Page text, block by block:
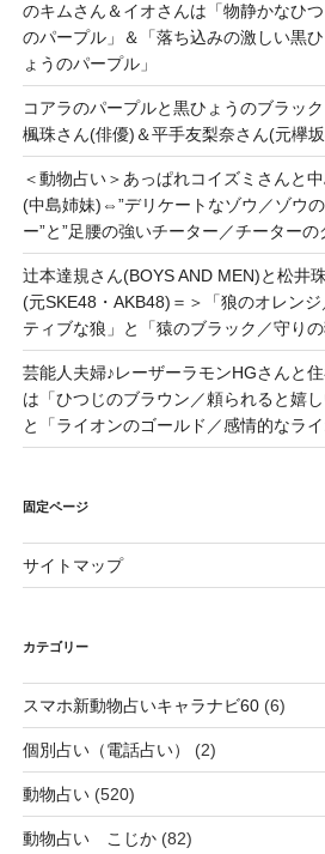
のキムさん＆イオさんは「物静かなひ
のパープル」＆「落ち込みの激しい黒
ょうのパープル」
コアラのパープルと黒ひょうのブラッ
楓珠さん(俳優)＆平手友梨奈さん(元欅
＜動物占い＞あっぱれコイズミさんと
(中島姉妹)⇔”デリケートなゾウ／ゾウ
ー”と”足腰の強いチーター／チーターの
辻本達規さん(BOYS AND MEN)と松井
(元SKE48・AKB48)＝＞「狼のオレンジ
ティブな狼」と「猿のブラック／守りの
芸能人夫婦♪レーザーラモンHGさんと
は「ひつじのブラウン／頼られると嬉し
と「ライオンのゴールド／感情的なライ
固定ページ
サイトマップ
カテゴリー
スマホ新動物占いキャラナビ60(6)
個別占い（電話占い） (2)
動物占い(520)
動物占い こじか(82)